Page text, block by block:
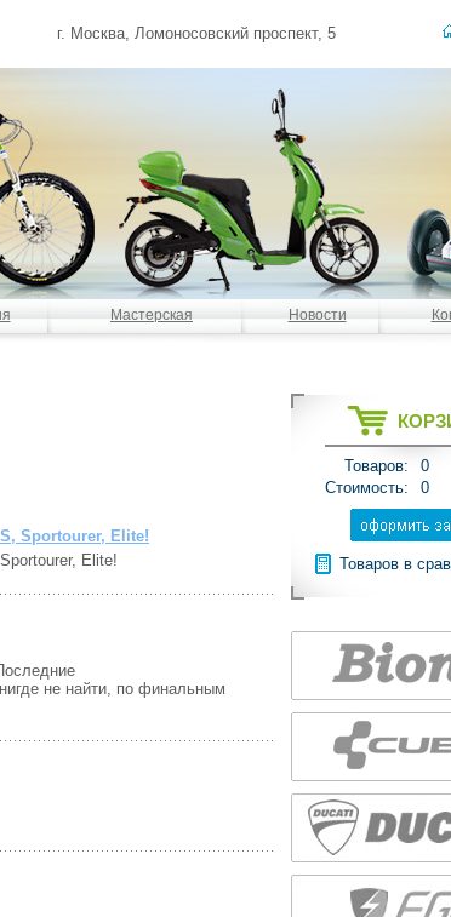
г. Москва, Ломоносовский проспект, 5
Мастерская Новости
Товаров:
0
Стоимость:
0
Товаров в
Sportourer, Elite!
Elite!
не найти, по финальным